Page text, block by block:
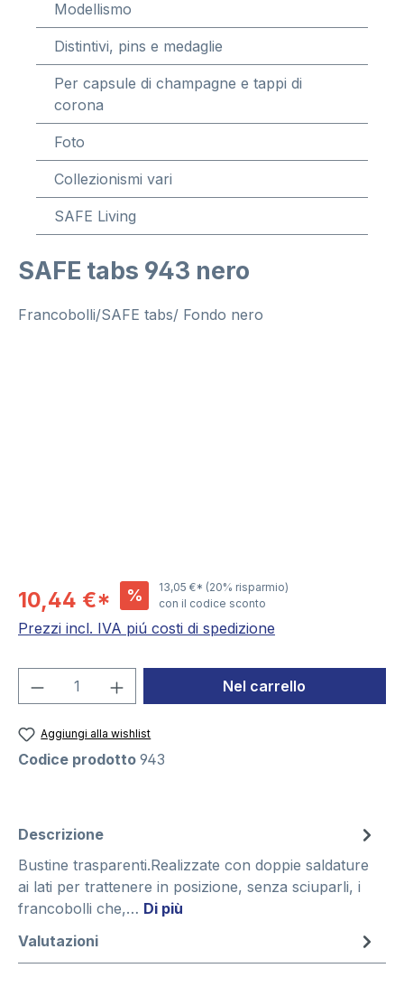
Modellismo
Distintivi, pins e medaglie
Per capsule di champagne e tappi di
corona
Foto
Collezionismi vari
SAFE Living
SAFE tabs 943 nero
Francobolli/SAFE tabs/ Fondo nero
10,44 €* % 13,05 €* (20% risparmio)
con il codice sconto
Prezzi incl. IVA piú costi di spedizione
Quantità del prodotto: inserisci la
Nel carrello
Aggiungi alla wishlist
Codice prodotto 943
Descrizione
Bustine trasparenti.Realizzate con doppie saldature
ai lati per trattenere in posizione, senza sciuparli, i
francobolli che,… Di più
Valutazioni